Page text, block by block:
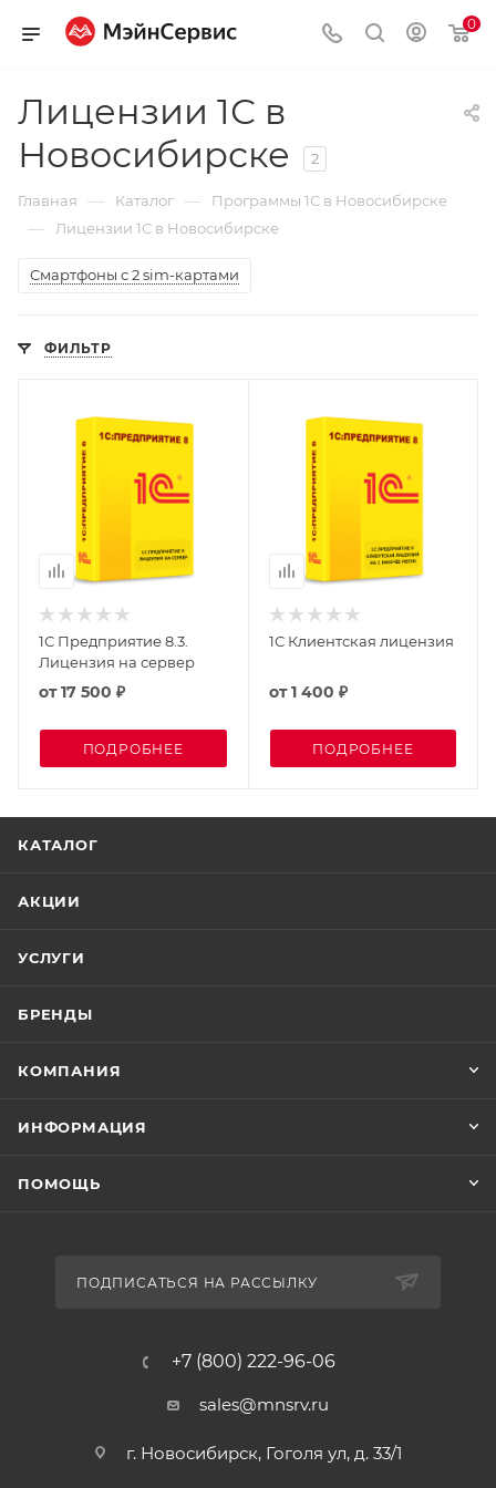
0
Лицензии 1С в
Новосибирске
2
Главная — Каталог — Программы 1С в Новосибирске
— Лицензии 1С в Новосибирске
Смартфоны с 2 sim-картами
ФИЛЬТР
1С Предприятие 8.3.
Лицензия на сервер
от17 500 ₽
ПОДРОБНЕЕ
1С Клиентская лицензия
от1 400 ₽
ПОДРОБНЕЕ
КАТАЛОГ
АКЦИИ
УСЛУГИ
БРЕНДЫ
КОМПАНИЯ
ИНФОРМАЦИЯ
ПОМОЩЬ
ПОДПИСАТЬСЯ НА РАССЫЛКУ
+7 (800) 222-96-06
sales@mnsrv.ru
г. Новосибирск, Гоголя ул, д. 33/1